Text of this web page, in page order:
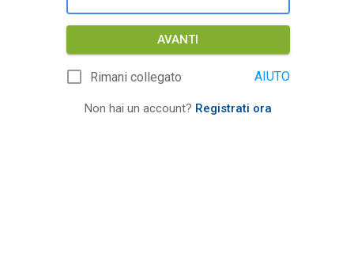
AVANTI
Rimani collegato AIUTO
Non hai un account? Registrati ora